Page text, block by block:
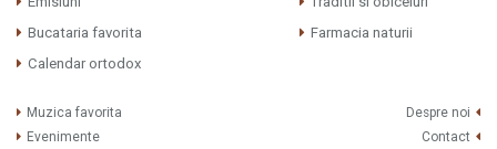
Bucataria favorita
Farmacia naturii
Calendar ortodox
Muzica favorita
Evenimente
Despre noi
Contact